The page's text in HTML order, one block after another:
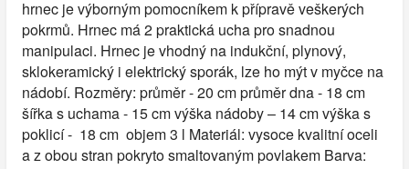
hrnec je výborným pomocníkem k přípravě veškerých
pokrmů. Hrnec má 2 praktická ucha pro snadnou
manipulaci. Hrnec je vhodný na indukční, plynový,
sklokeramický i elektrický sporák, lze ho mýt v myčce na
nádobí. Rozměry: průměr - 20 cm průměr dna - 18 cm
šířka s uchama - 15 cm výška nádoby – 14 cm výška s
poklicí - 18 cm objem 3 l Materiál: vysoce kvalitní oceli
a z obou stran pokryto smaltovaným povlakem Barva: